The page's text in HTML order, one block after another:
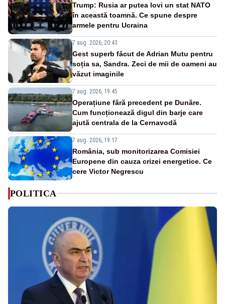
Trump: Rusia ar putea lovi un stat NATO
în această toamnă. Ce spune despre
armele pentru Ucraina
7 aug. 2026, 20:43
Gest superb făcut de Adrian Mutu pentru
soția sa, Sandra. Zeci de mii de oameni au
văzut imaginile
7 aug. 2026, 19:45
Operațiune fără precedent pe Dunăre.
Cum funcționează digul din barje care
ajută centrala de la Cernavodă
7 aug. 2026, 19:17
România, sub monitorizarea Comisiei
Europene din cauza crizei energetice. Ce
cere Victor Negrescu
POLITICA